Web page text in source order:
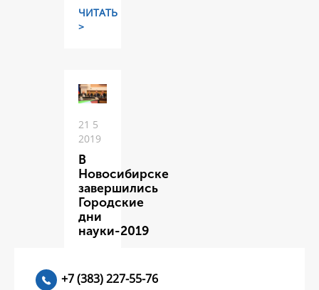
ЧИТАТЬ
>
21 5
2019
В
Новосибирске
завершились
Городские
дни
науки-2019
+7 (383) 227-55-76